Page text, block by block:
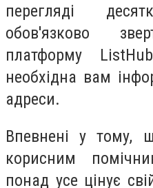
перегляді
обов'язково
платформу
необхідна вам
адреси.
Впевнені у тому,
корисним
понад усе цінує